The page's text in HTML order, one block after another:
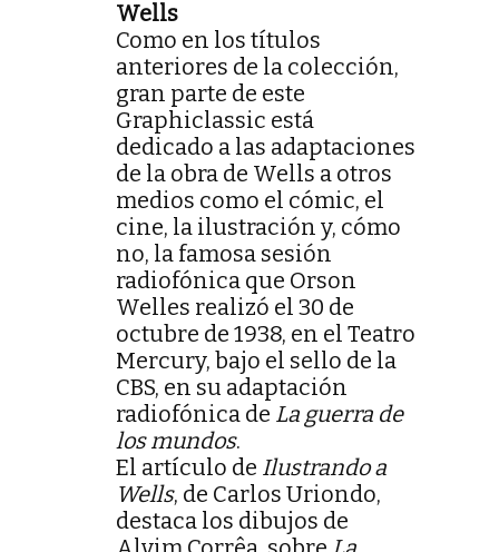
Wells
Como en los títulos
anteriores de la colección,
gran parte de este
Graphiclassic está
dedicado a las adaptaciones
de la obra de Wells a otros
medios como el cómic, el
cine, la ilustración y, cómo
no, la famosa sesión
radiofónica que Orson
Welles realizó el 30 de
octubre de 1938, en el Teatro
Mercury, bajo el sello de la
CBS, en su adaptación
radiofónica de La guerra de
los mundos.
El artículo de Ilustrando a
Wells, de Carlos Uriondo,
destaca los dibujos de